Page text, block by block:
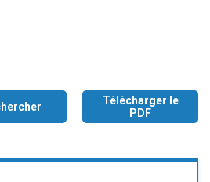
Télécharger le
PDF